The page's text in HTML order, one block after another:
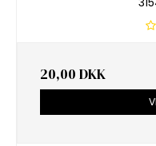
20,00 DKK